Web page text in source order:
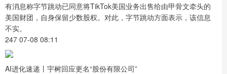
有消息称字节跳动已同意将TikTok美国业务出售给由甲骨文牵头的
美国财团，自身保留少数股权。对此，字节跳动方面表示，该信息
不实。
247 07-08 08:11
AI进化速递丨宇树回应更名“股份有限公司”